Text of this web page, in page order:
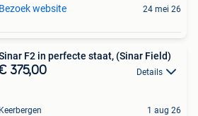
Bezoek website 24 mei 26
F2 in perfecte staat, (Sinar Field)
375,00 Details
Keerbergen 1 aug 26